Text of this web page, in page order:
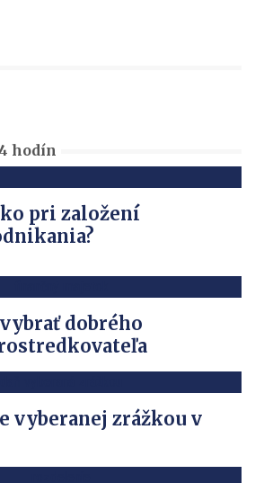
hodín
pri založení
dobrého
vyberanej zrážkou v